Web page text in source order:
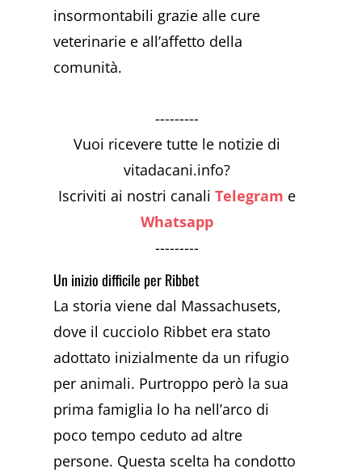
insormontabili grazie alle cure
veterinarie e all’affetto della
comunità.
---------
Vuoi ricevere tutte le notizie di
vitadacani.info?
Iscriviti ai nostri canaliTelegram e
Whatsapp
---------
Un inizio difficile per Ribbet
La storia viene dal Massachusets,
dove il cucciolo Ribbet era stato
adottato inizialmente da un rifugio
per animali. Purtroppo però la sua
prima famiglia lo ha nell’arco di
poco tempo ceduto ad altre
persone. Questa scelta ha condotto